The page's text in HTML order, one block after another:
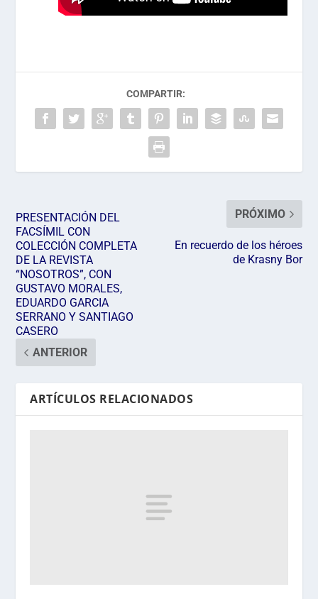
COMPARTIR:
PRESENTACIÓN DEL
FACSÍMIL CON
COLECCIÓN COMPLETA
DE LA REVISTA
“NOSOTROS”, CON
GUSTAVO MORALES,
EDUARDO GARCIA
SERRANO Y SANTIAGO
CASERO
ANTERIOR
PRÓXIMO
En recuerdo de los héroes
de Krasny Bor
ARTÍCULOS RELACIONADOS